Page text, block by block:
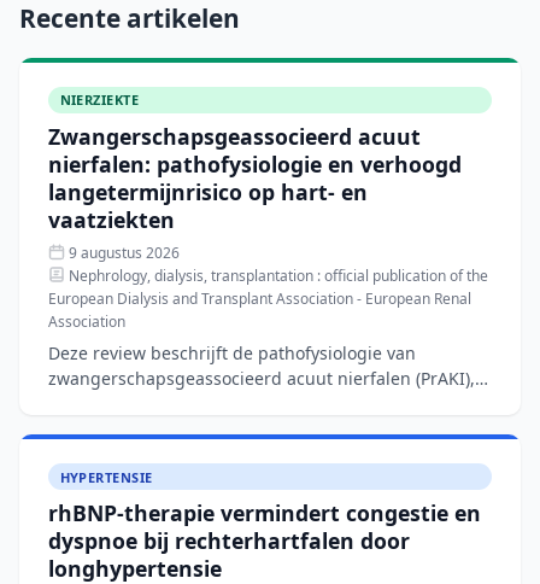
Recente artikelen
NIERZIEKTE
Zwangerschapsgeassocieerd acuut
nierfalen: pathofysiologie en verhoogd
langetermijnrisico op hart- en
vaatziekten
9 augustus 2026
Nephrology, dialysis, transplantation : official publication of the
European Dialysis and Transplant Association - European Renal
Association
Deze review beschrijft de pathofysiologie van
zwangerschapsgeassocieerd acuut nierfalen (PrAKI),
10.000 zwanger
HYPERTENSIE
rhBNP-therapie vermindert congestie en
dyspnoe bij rechterhartfalen door
longhypertensie